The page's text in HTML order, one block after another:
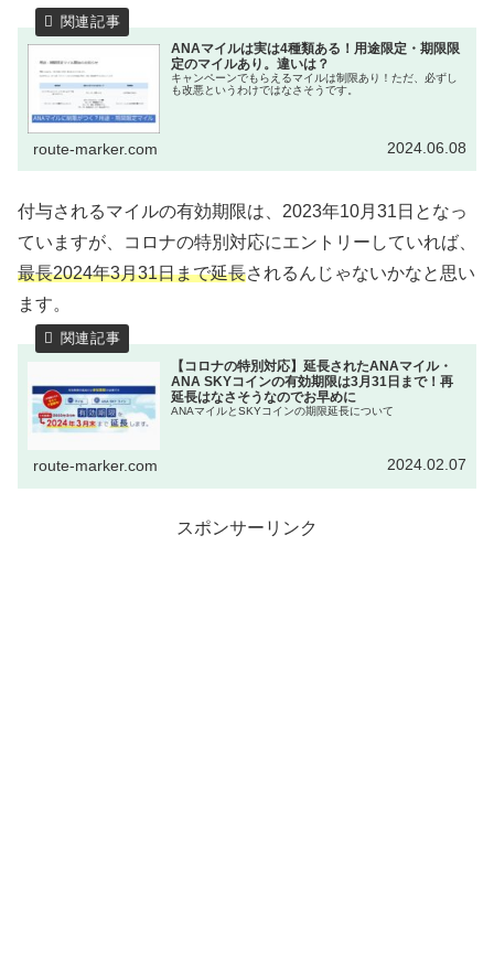
ANAマイルは実は4種類ある！用途限定・期限限
定のマイルあり。違いは？
キャンペーンでもらえるマイルは制限あり！ただ、必ずし
も改悪というわけではなさそうです。
route-marker.com 2024.06.08
付与されるマイルの有効期限は、2023年10月31日となっ
ていますが、コロナの特別対応にエントリーしていれば、
最長2024年3月31日まで延長されるんじゃないかなと思い
ます。
【コロナの特別対応】延長されたANAマイル・
ANA SKYコインの有効期限は3月31日まで！再
延長はなさそうなのでお早めに
ANAマイルとSKYコインの期限延長について
route-marker.com 2024.02.07
スポンサーリンク